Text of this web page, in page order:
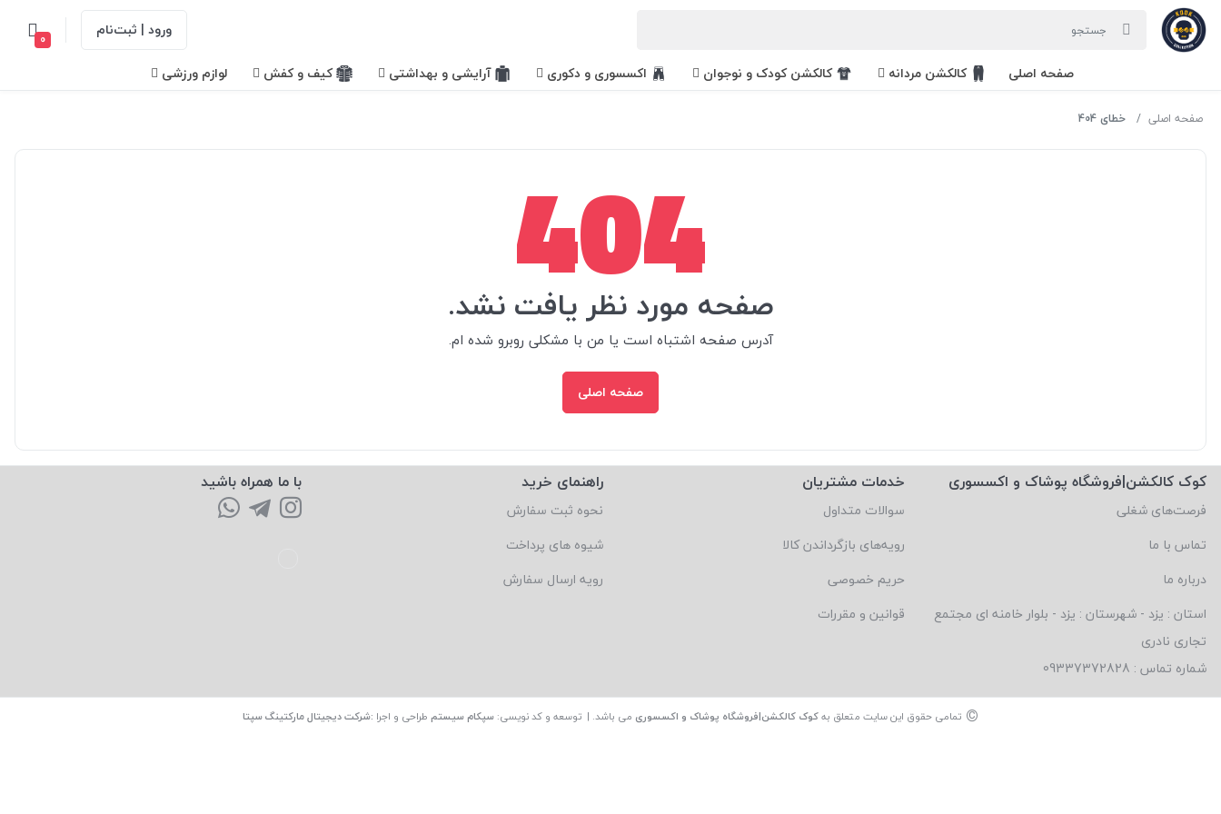
ورود | ثبت‌نام 0
صفحه اصلی کالکشن مردانه کالکشن کودک و نوجوان اکسسوری و دکوری آرایشی و بهداشتی کیف و کفش لوازم ورزشی
صفحه اصلی خطای 404
404
صفحه مورد نظر یافت نشد.
آدرس صفحه اشتباه است یا من با مشکلی روبرو شده ام.
صفحه اصلی
کوک کالکشن|فروشگاه پوشاک و اکسسوری
فرصت‌های شغلی
تماس با ما
درباره ما
استان : یزد - شهرستان : یزد - بلوار خامنه ای مجتمع
تجاری نادری
شماره تماس : 09337372828
خدمات مشتریان
سوالات متداول
رویه‌های بازگرداندن کالا
حریم خصوصی
قوانین و مقررات
راهنمای خرید
نحوه ثبت سفارش
شیوه های پرداخت
رویه ارسال سفارش
با ما همراه باشید
© تمامی حقوق این سایت متعلق بهکوک کالکشن|فروشگاه پوشاک و اکسسوری می باشد. | توسعه و کد نویسی: سپکام سیستم طراحی و اجرا :شرکت دیجیتال مارکتینگ سپتا